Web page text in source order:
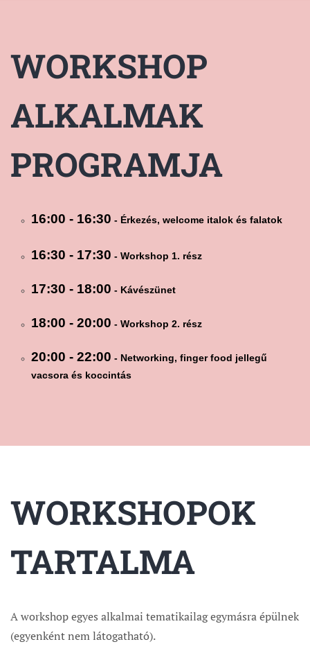
WORKSHOP
ALKALMAK
PROGRAMJA
16:00 - 16:30 - Érkezés, welcome italok és falatok
16:30 - 17:30 - Workshop 1. rész
17:30 - 18:00 - Kávészünet
18:00 - 20:00 - Workshop 2. rész
20:00 - 22:00 - Networking, finger food jellegű
vacsora és koccintás
WORKSHOPOK
TARTALMA
A workshop egyes alkalmai tematikailag egymásra épülnek
(egyenként nem látogatható).